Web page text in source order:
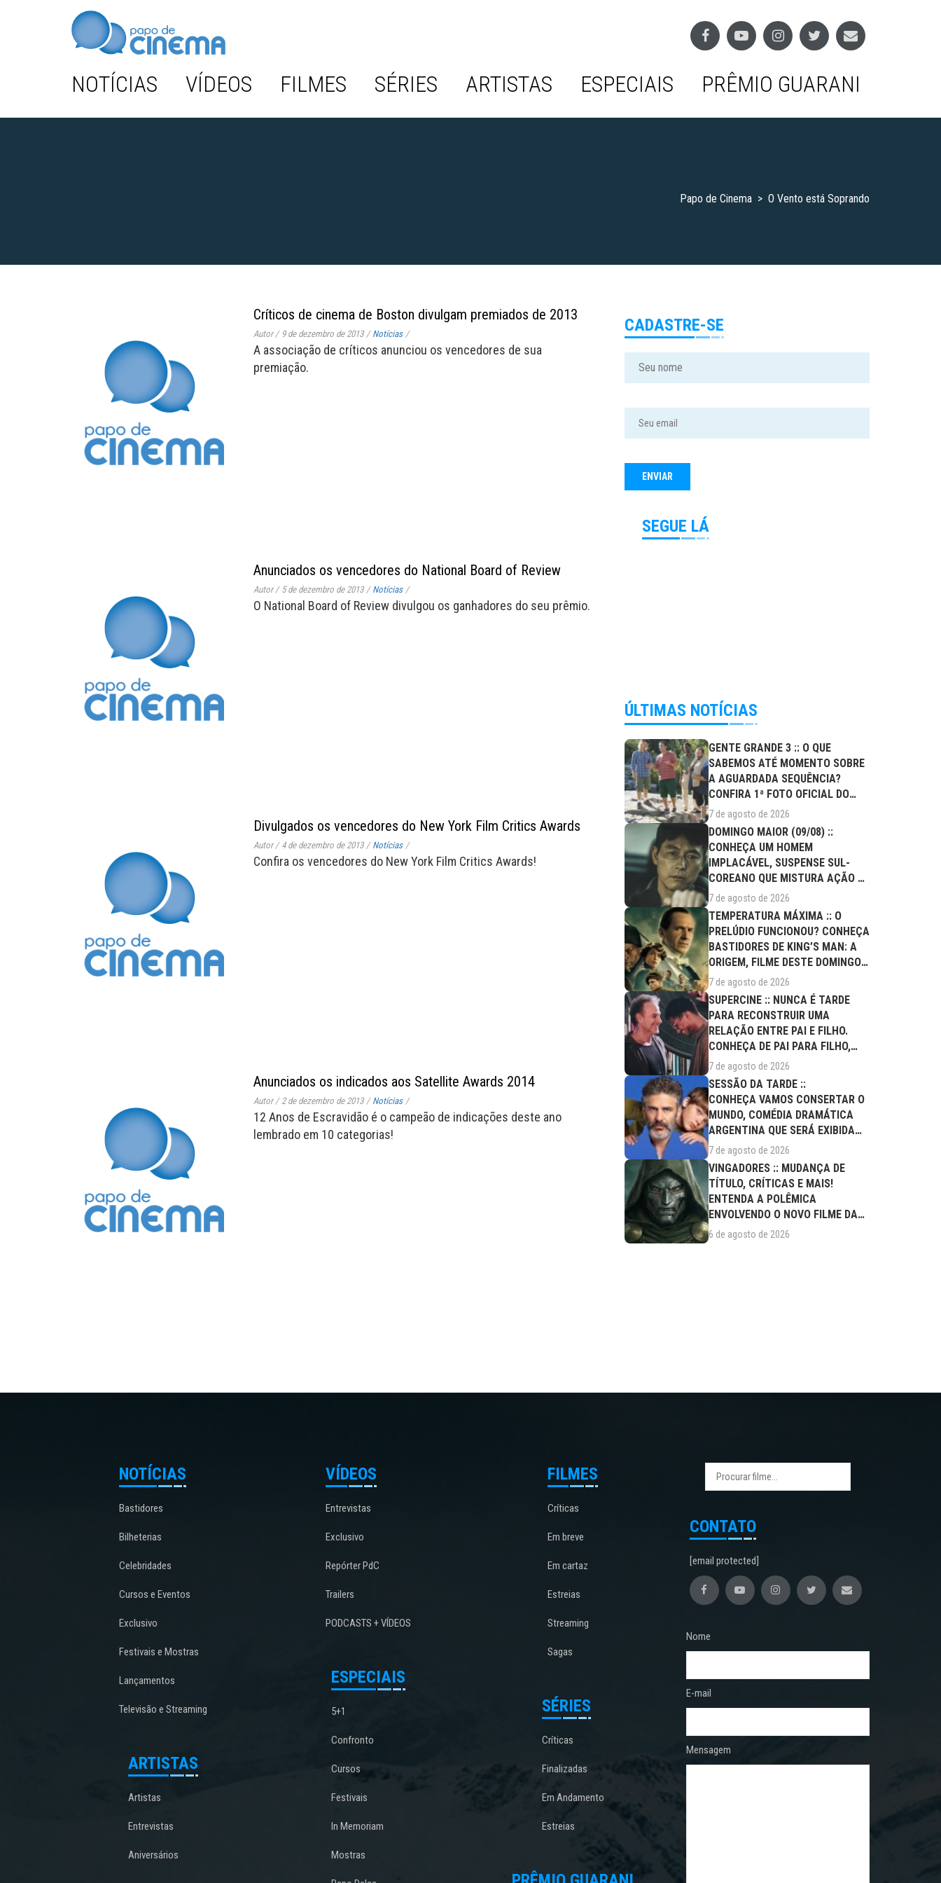
NOTÍCIAS VÍDEOS FILMES SÉRIES ARTISTAS ESPECIAIS PRÊMIO GUARANI
Papo de Cinema > O Vento está Soprando
Críticos de cinema de Boston divulgam premiados de 2013
Autor/ 9 de dezembro de 2013 / Notícias /
A associação de críticos anunciou os vencedores de sua
premiação.
Anunciados os vencedores do National Board of Review
Autor/ 5 de dezembro de 2013 / Notícias /
O National Board of Review divulgou os ganhadores do seu prêmio.
Divulgados os vencedores do New York Film Critics Awards
Autor/ 4 de dezembro de 2013 / Notícias /
Confira os vencedores do New York Film Critics Awards!
Anunciados os indicados aos Satellite Awards 2014
Autor/ 2 de dezembro de 2013 / Notícias /
12 Anos de Escravidão é o campeão de indicações deste ano
lembrado em 10 categorias!
CADASTRE-SE
SEGUE LÁ
ÚLTIMAS NOTÍCIAS
GENTE GRANDE 3 :: O QUE
SABEMOS ATÉ MOMENTO SOBRE
A AGUARDADA SEQUÊNCIA?
CONFIRA 1ª FOTO OFICIAL DO
ELENCO!
7 de agosto de 2026
DOMINGO MAIOR (09/08) ::
CONHEÇA UM HOMEM
IMPLACÁVEL, SUSPENSE SUL-
COREANO QUE MISTURA AÇÃO E
DRAMA FAMILIAR
7 de agosto de 2026
TEMPERATURA MÁXIMA :: O
PRELÚDIO FUNCIONOU? CONHEÇA
BASTIDORES DE KING’S MAN: A
ORIGEM, FILME DESTE DOMINGO
(09/08)
7 de agosto de 2026
SUPERCINE :: NUNCA É TARDE
PARA RECONSTRUIR UMA
RELAÇÃO ENTRE PAI E FILHO.
CONHEÇA DE PAI PARA FILHO,
FILME DESTE...
7 de agosto de 2026
SESSÃO DA TARDE ::
CONHEÇA VAMOS CONSERTAR O
MUNDO, COMÉDIA DRAMÁTICA
ARGENTINA QUE SERÁ EXIBIDA
NESTA SEXTA (07/08)
7 de agosto de 2026
VINGADORES :: MUDANÇA DE
TÍTULO, CRÍTICAS E MAIS!
ENTENDA A POLÊMICA
ENVOLVENDO O NOVO FILME DA
MARVEL
6 de agosto de 2026
NOTÍCIAS
Bastidores
Bilheterias
Celebridades
Cursos e Eventos
Exclusivo
Festivais e Mostras
Lançamentos
Televisão e Streaming
ARTISTAS
Artistas
Entrevistas
Aniversários
VÍDEOS
Entrevistas
Exclusivo
Repórter PdC
Trailers
PODCASTS + VÍDEOS
ESPECIAIS
5+1
Confronto
Cursos
Festivais
In Memoriam
Mostras
FILMES
Críticas
Em breve
Em cartaz
Estreias
Streaming
Sagas
SÉRIES
Críticas
Finalizadas
Em Andamento
Estreias
CONTATO
[email protected]
Nome
E-mail
Mensagem